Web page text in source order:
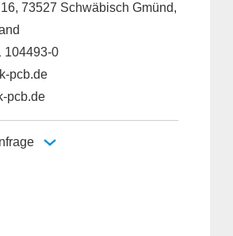
73527 Schwäbisch Gmünd,
104493-0
pcb.de
pcb.de